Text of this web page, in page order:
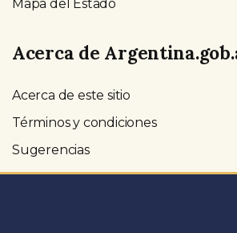
Mapa del Estado
Acerca de
Acerca de este sitio
Términos y condiciones
Sugerencias